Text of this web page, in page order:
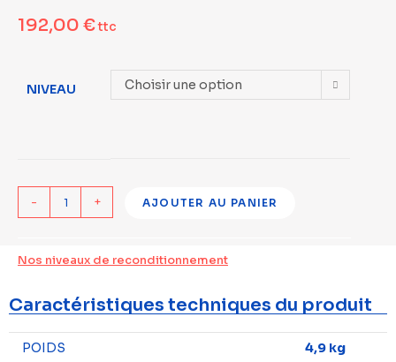
192,00 €ttc
NIVEAU Choisir une option
- + AJOUTER AU PANIER
Nos niveaux de reconditionnement
Caractéristiques techniques du produit
POIDS
4,9 kg